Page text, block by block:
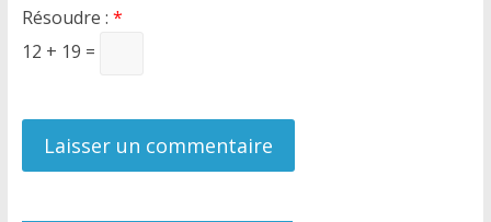
Résoudre : *
12 + 19 =